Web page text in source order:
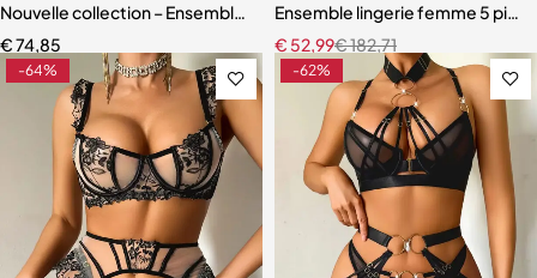
Nouvelle collection – Ensemble lingerie 3 pièces élégant et moderne
€74,85
Ensemble lingerie femme 5
€182,71
€ 52,99
-64% -62%